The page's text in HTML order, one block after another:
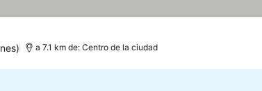
a 7.1 km de: Centro de la ciudad